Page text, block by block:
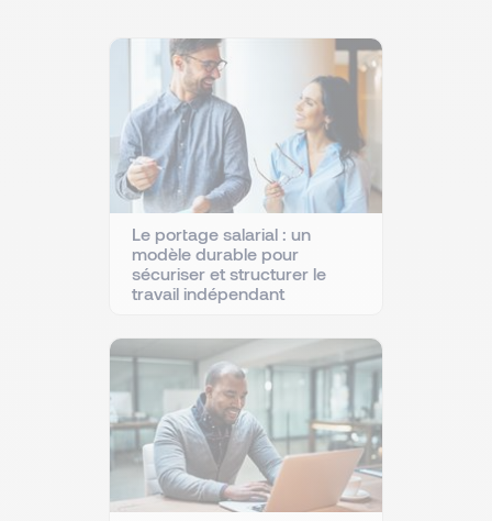
Le portage salarial : un
modèle durable pour
sécuriser et structurer le
travail indépendant